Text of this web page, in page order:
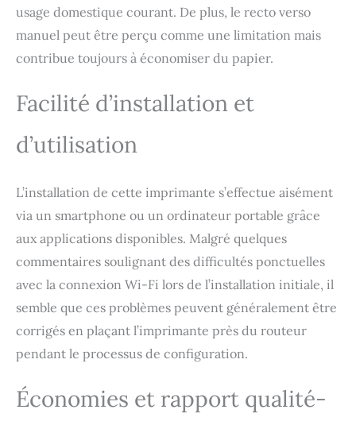
encres noires à pigments
et des encres couleur à
colorants, il réduit les
coûts d'impression.
Économisez de l'argent,
de l'espace et du temps
recherchent une
solution économique,
moderne et intuitive
produisant des
impressions claires et
l'impression mobile avec
le Wi-Fi et les
applications Epson
compatibles.
usage domestique courant. De plus, le recto verso
manuel peut être perçu comme une limitation mais
contribue toujours à économiser du papier.
Facilité d’installation et
d’utilisation
L’installation de cette imprimante s’effectue aisément
via un smartphone ou un ordinateur portable grâce
aux applications disponibles. Malgré quelques
commentaires soulignant des difficultés ponctuelles
avec la connexion Wi-Fi lors de l’installation initiale, il
semble que ces problèmes peuvent généralement être
corrigés en plaçant l’imprimante près du routeur
pendant le processus de configuration.
Économies et rapport qualité-